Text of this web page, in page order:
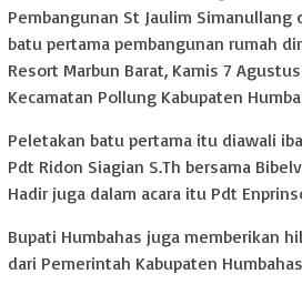
Pembangunan St Jaulim Simanullang
batu pertama pembangunan rumah
Resort Marbun Barat, Kamis 7
Kecamatan Pollung Kabupaten
Peletakan batu pertama itu diawali
Pdt Ridon Siagian S.Th bersama
Hadir juga dalam acara itu Pdt
Bupati Humbahas juga memberikan
dari Pemerintah Kabupaten